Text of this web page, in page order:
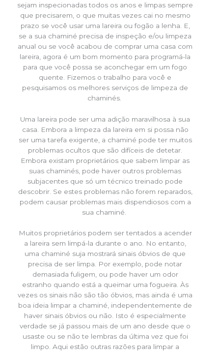
sejam inspecionadas todos os anos e limpas sempre
que precisarem, o que muitas vezes cai no mesmo
prazo se você usar uma lareira ou fogão a lenha. E,
se a sua chaminé precisa de inspeção e/ou limpeza
anual ou se você acabou de comprar uma casa com
lareira, agora é um bom momento para programá-la
para que você possa se aconchegar em um fogo
quente. Fizemos o trabalho para você e
pesquisamos os melhores serviços de limpeza de
chaminés.
Uma lareira pode ser uma adição maravilhosa à sua
casa. Embora a limpeza da lareira em si possa não
ser uma tarefa exigente, a chaminé pode ter muitos
problemas ocultos que são difíceis de detetar.
Embora existam proprietários que sabem limpar as
suas chaminés, pode haver outros problemas
subjacentes que só um técnico treinado pode
descobrir. Se estes problemas não forem reparados,
podem causar problemas mais dispendiosos com a
sua chaminé.
Muitos proprietários podem ser tentados a acender
a lareira sem limpá-la durante o ano. No entanto,
uma chaminé suja mostrará sinais óbvios de que
precisa de ser limpa. Por exemplo, pode notar
demasiada fuligem, ou pode haver um odor
estranho quando está a queimar uma fogueira. Às
vezes os sinais não são tão óbvios, mas ainda é uma
boa ideia limpar a chaminé, independentemente de
haver sinais óbvios ou não. Isto é especialmente
verdade se já passou mais de um ano desde que o
usaste ou se não te lembras da última vez que foi
limpo. Aqui estão outras razões para limpar a